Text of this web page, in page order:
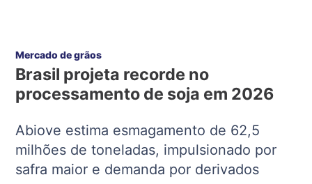
Mercado de grãos
Brasil projeta recorde no
processamento de soja em 2026
Abiove estima esmagamento de 62,5
milhões de toneladas, impulsionado por
safra maior e demanda por derivados